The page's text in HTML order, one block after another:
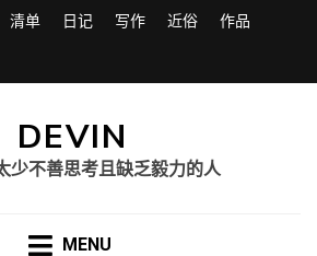
清单 日记 写作 近俗 作品
DEVIN
少不善思考且缺乏毅力的人
MENU